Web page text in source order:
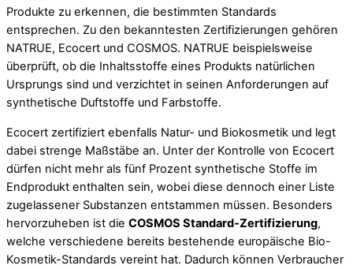
Produkte zu erkennen, die bestimmten Standards
entsprechen. Zu den bekanntesten Zertifizierungen gehören
NATRUE, Ecocert und COSMOS. NATRUE beispielsweise
überprüft, ob die Inhaltsstoffe eines Produkts natürlichen
Ursprungs sind und verzichtet in seinen Anforderungen auf
synthetische Duftstoffe und Farbstoffe.
Ecocert zertifiziert ebenfalls Natur- und Biokosmetik und legt
dabei strenge Maßstäbe an. Unter der Kontrolle von Ecocert
dürfen nicht mehr als fünf Prozent synthetische Stoffe im
Endprodukt enthalten sein, wobei diese dennoch einer Liste
zugelassener Substanzen entstammen müssen. Besonders
hervorzuheben ist die COSMOS Standard-Zertifizierung,
welche verschiedene bereits bestehende europäische Bio-
Kosmetik-Standards vereint hat. Dadurch können Verbraucher